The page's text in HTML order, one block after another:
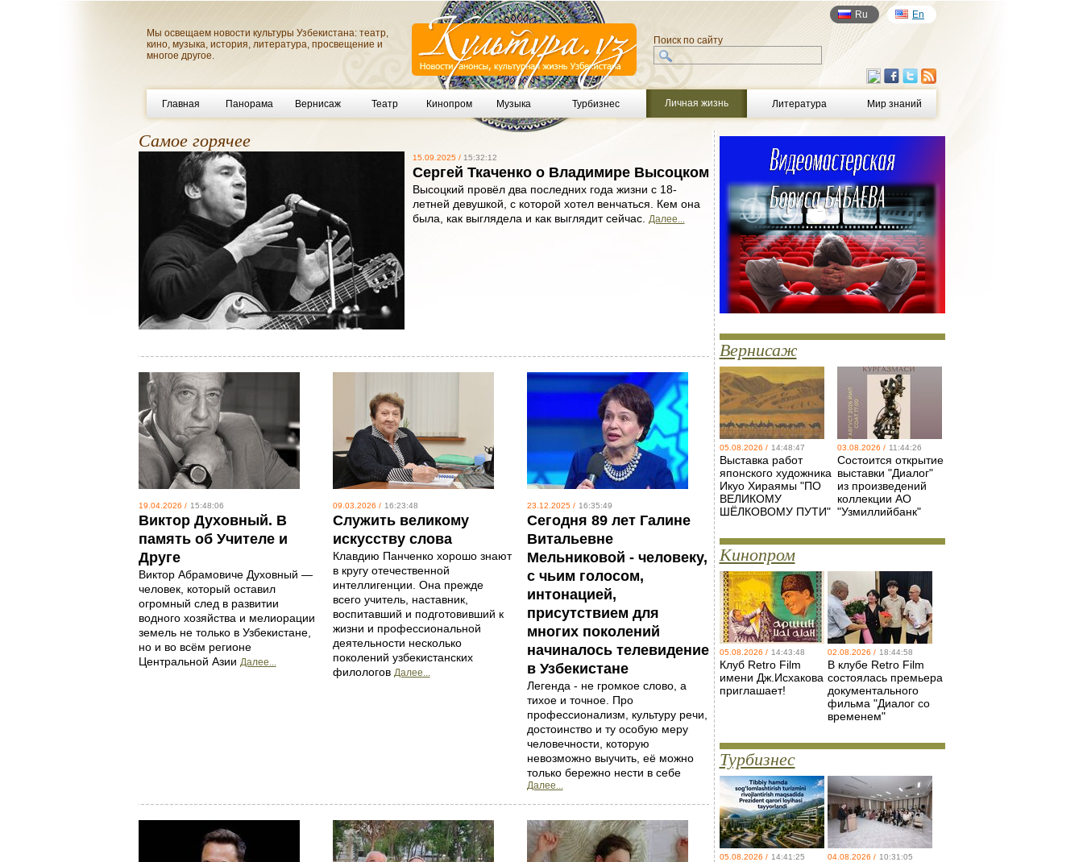
Мы освещаем новости культуры Узбекистана: театр,
кино, музыка, история, литература, просвещение и
многое другое.
Ru En
Поиск по сайту
Главная Панорама Вернисаж Театр Кинопром Музыка Турбизнес Личная жизнь Литература Мир знаний
Самое горячее
15.09.2025 / 15:32:12
Сергей Ткаченко о Владимире Высоцком
Высоцкий провёл два последних года жизни с 18-
летней девушкой, с которой хотел венчаться. Кем она
была, как выглядела и как выглядит сейчас. Далее...
19.04.2026 / 15:48:06
Виктор Духовный. В
память об Учителе и
Друге
Виктор Абрамовиче Духовный —
человек, который оставил
огромный след в развитии
водного хозяйства и мелиорации
земель не только в Узбекистане,
но и во всём регионе
Центральной Азии Далее...
09.03.2026 / 16:23:48
Служить великому
искусству слова
Клавдию Панченко хорошо знают
в кругу отечественной
интеллигенции. Она прежде
всего учитель, наставник,
воспитавший и подготовивший к
жизни и профессиональной
деятельности несколько
поколений узбекистанских
филологов Далее...
23.12.2025 / 16:35:49
Сегодня 89 лет Галине
Витальевне
Мельниковой - человеку,
с чьим голосом,
интонацией,
присутствием для
многих поколений
начиналось телевидение
в Узбекистане
Легенда - не громкое слово, а
тихое и точное. Про
профессионализм, культуру речи,
достоинство и ту особую меру
человечности, которую
невозможно выучить, её можно
только бережно нести в себе
Далее...
Вернисаж
05.08.2026 / 14:48:47
Выставка работ
японского художника
Икуо Хираямы "ПО
ВЕЛИКОМУ
ШЁЛКОВОМУ ПУТИ"
03.08.2026 / 11:44:26
Состоится открытие
выставки "Диалог"
из произведений
коллекции АО
"Узмиллийбанк"
Кинопром
05.08.2026 / 14:43:48
Клуб Retro Film
имени Дж.Исхакова
приглашает!
02.08.2026 / 18:44:58
В клубе Retro Film
состоялась премьера
документального
фильма "Диалог со
временем"
Турбизнес
05.08.2026 / 14:41:25 04.08.2026 / 10:31:05